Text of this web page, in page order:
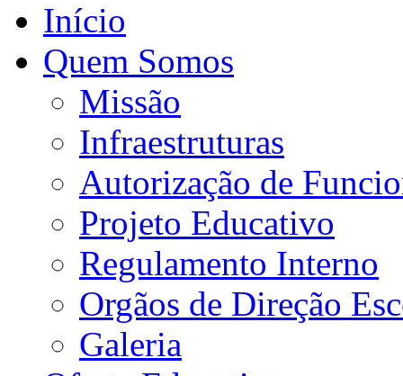
Início
Quem Somos
Missão
Infraestruturas
Autorização de
Projeto Educativo
Regulamento Interno
Orgãos de Direção
Galeria